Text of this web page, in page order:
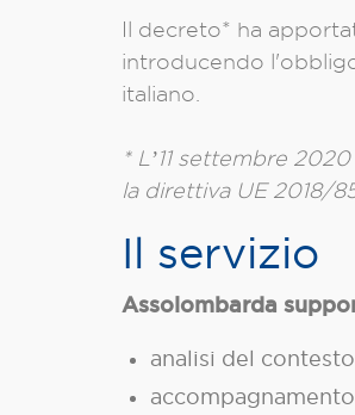
Il decreto* ha
introducendo
italiano.
* Lʼ11 settembre
la direttiva UE 2018/
Il servizio
Assolombarda
analisi del